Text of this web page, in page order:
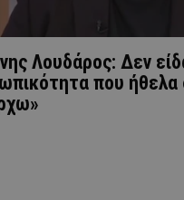
Λουδάρος: Δεν
που ήθελα